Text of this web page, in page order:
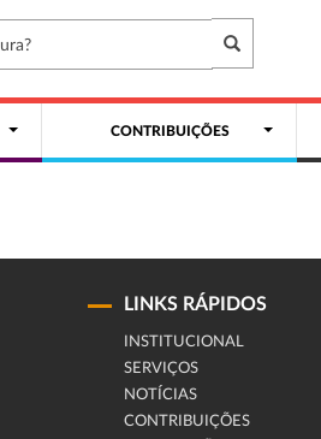
CONTRIBUIÇÕES
LINKS RÁPIDOS
INSTITUCIONAL
SERVIÇOS
NOTÍCIAS
CONTRIBUIÇÕES